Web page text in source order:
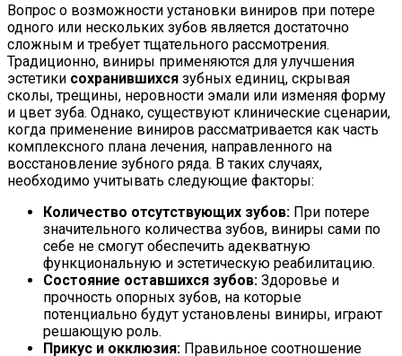
Вопрос о возможности установки виниров при потере
одного или нескольких зубов является достаточно
сложным и требует тщательного рассмотрения.
Традиционно, виниры применяются для улучшения
эстетики сохранившихся зубных единиц, скрывая
сколы, трещины, неровности эмали или изменяя форму
и цвет зуба. Однако, существуют клинические сценарии,
когда применение виниров рассматривается как часть
комплексного плана лечения, направленного на
восстановление зубного ряда. В таких случаях,
необходимо учитывать следующие факторы:
Количество отсутствующих зубов: При потере
значительного количества зубов, виниры сами по
себе не смогут обеспечить адекватную
функциональную и эстетическую реабилитацию.
Состояние оставшихся зубов: Здоровье и
прочность опорных зубов, на которые
потенциально будут установлены виниры, играют
решающую роль.
Прикус и окклюзия: Правильное соотношение